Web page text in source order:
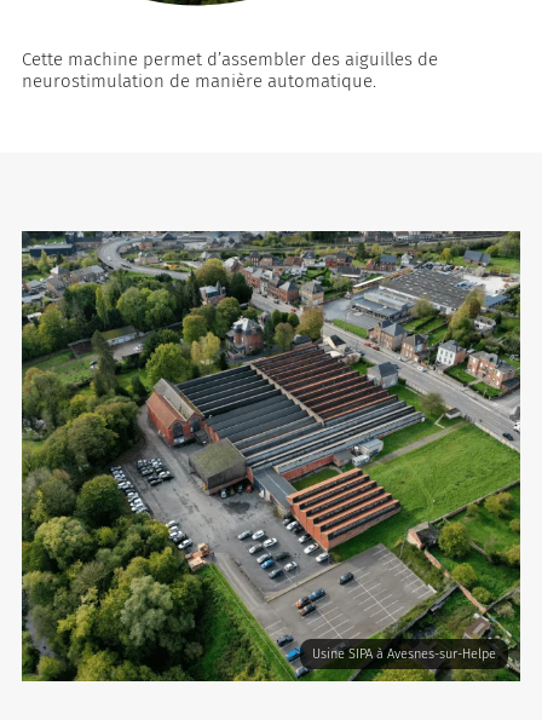
Cette machine permet d’assembler des aiguilles de
neurostimulation de manière automatique.
Usine SIPA à Avesnes-sur-Helpe
Vygon a décidé de maintenir Nutrisafe2 pour ces patients.